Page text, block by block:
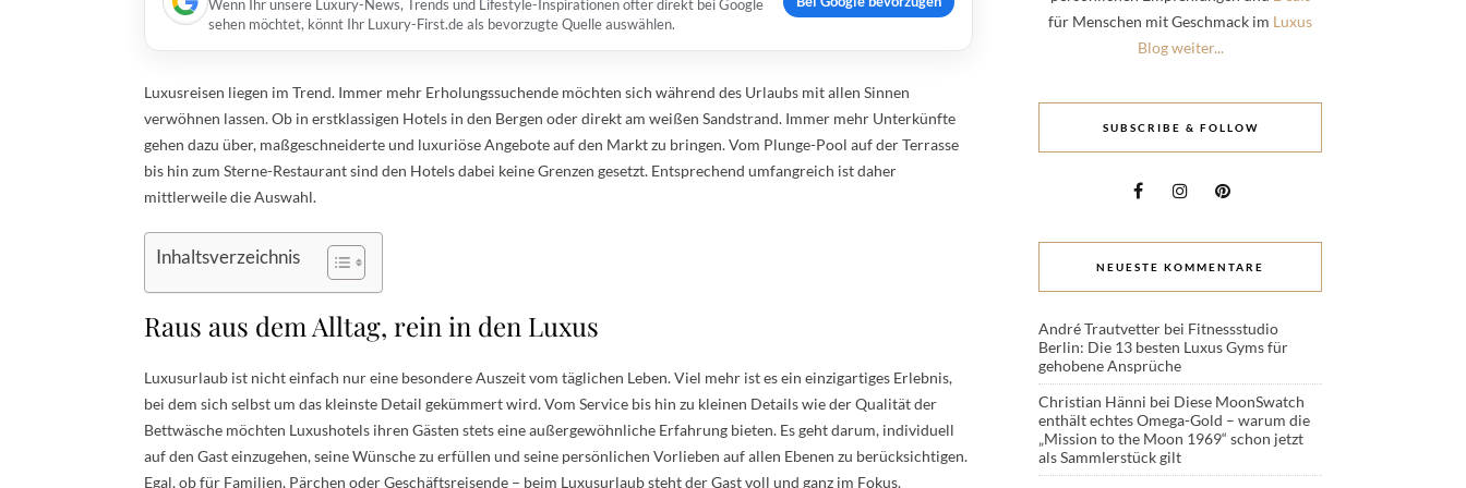
Wenn Ihr unsere Luxury-News, Trends und Lifestyle-Inspirationen öfter direkt bei Google
sehen möchtet, könnt Ihr Luxury-First.de als bevorzugte Quelle auswählen.
Luxusreisen liegen im Trend. Immer mehr Erholungssuchende möchten sich während des Urlaubs mit allen Sinnen
verwöhnen lassen. Ob in erstklassigen Hotels in den Bergen oder direkt am weißen Sandstrand. Immer mehr Unterkünfte
gehen dazu über, maßgeschneiderte und luxuriöse Angebote auf den Markt zu bringen. Vom Plunge-Pool auf der Terrasse
bis hin zum Sterne-Restaurant sind den Hotels dabei keine Grenzen gesetzt. Entsprechend umfangreich ist daher
mittlerweile die Auswahl.
Inhaltsverzeichnis
Raus aus dem Alltag, rein in den Luxus
Luxusurlaub ist nicht einfach nur eine besondere Auszeit vom täglichen Leben. Viel mehr ist es ein einzigartiges Erlebnis,
bei dem sich selbst um das kleinste Detail gekümmert wird. Vom Service bis hin zu kleinen Details wie der Qualität der
Bettwäsche möchten Luxushotels ihren Gästen stets eine außergewöhnliche Erfahrung bieten. Es geht darum, individuell
auf den Gast einzugehen, seine Wünsche zu erfüllen und seine persönlichen Vorlieben auf allen Ebenen zu berücksichtigen.
Egal, ob für Familien, Pärchen oder Geschäftsreisende – beim Luxusurlaub steht der Gast voll und ganz im Fokus.
für Menschen mit Geschmack im Luxus
Blog weiter...
SUBSCRIBE & FOLLOW
NEUESTE KOMMENTARE
André Trautvetter bei Fitnessstudio
Berlin: Die 13 besten Luxus Gyms für
gehobene Ansprüche
Christian Hänni bei Diese MoonSwatch
enthält echtes Omega-Gold – warum die
„Mission to the Moon 1969“ schon jetzt
als Sammlerstück gilt